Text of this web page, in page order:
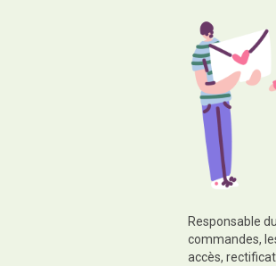
Responsable
commandes,
accès,